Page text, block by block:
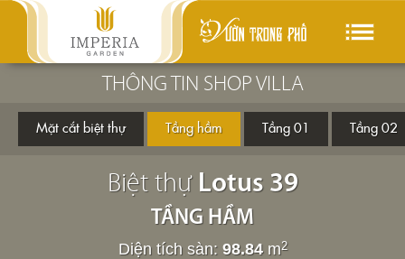
THÔNG TIN SHOP VILLA
Shop villa Biệt thự
Mặt cắt biệt thự Tầng hầm Tầng 01 Tầng 02
Biệt thự Lotus 39
TẦNG HẦM
Diện tích sàn: 98.84m2